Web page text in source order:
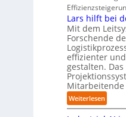
n
g
s
l
ö
s
u
n
g
e
n
t
r
i
e
a
u
t
o
m
a
t
r
i
a
l
B
s
i
n
e
s
t
i
o
n
.
O
g
w
ä
c
u
d
i
e
z
e
i
g
t
M
i
Lars hilft bei
Mit dem
Forschende
effizienter
gestalten.
Weiterlesen:
L